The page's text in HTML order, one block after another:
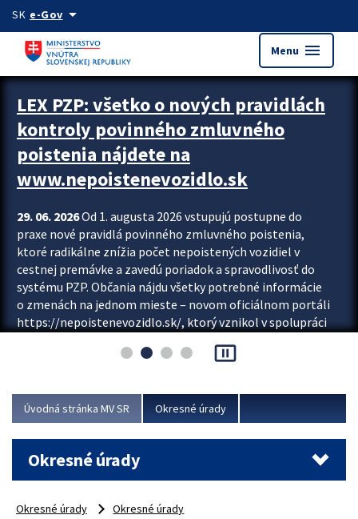
Preskocit na hlavný obsah
SK e-Govarrow_drop_down
Menu menu
Zastavit automatický posun upútavok
LEX PZP: všetko o nových pravidlách
kontroly povinného zmluvného
poistenia nájdete na
www.nepoistenevozidlo.sk
29. 06. 2026Od 1. augusta 2026 vstupujú postupne do
praxe nové pravidlá povinného zmluvného poistenia,
ktoré radikálne znížia počet nepoistených vozidiel v
cestnej premávke a zavedú poriadok a spravodlivosť do
systému PZP. Občania nájdu všetky potrebné informácie
o zmenách na jednom mieste – novom oficiálnom portáli
https://nepoistenevozidlo.sk/, ktorý vznikol v spolupráci
asociácie poisťovní (SLASPO) a Ministerstva vnútra SR.
Viac
pause_presentation
Úvodná stránka MV SR Okresné úrady
Okresné úrady
Okresné úrady
Okresné úrady